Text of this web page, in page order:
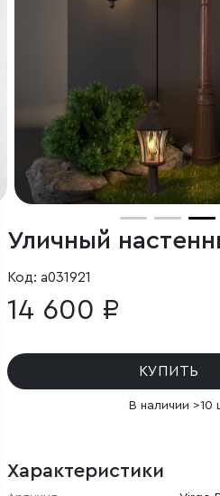
Код: a031921
14 600 ₽
КУПИТЬ
В наличии >10
Характеристики